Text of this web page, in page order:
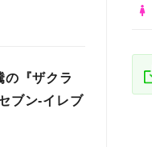
の『ザクラ
ブン-イレブ